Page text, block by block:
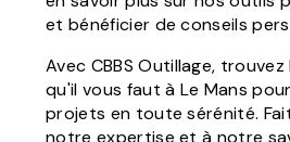
et bénéficier de conseils
Avec CBBS Outillage,
qu'il vous faut à Le Mans
projets en toute sérénité.
notre expertise et à notre